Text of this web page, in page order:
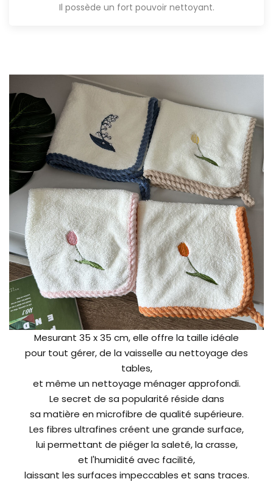
Il possède un fort pouvoir nettoyant.
Mesurant 35 x 35 cm, elle offre la taille idéale
pour tout gérer, de la vaisselle au nettoyage des
tables,
et même un nettoyage ménager approfondi.
Le secret de sa popularité réside dans
sa matière en microfibre de qualité supérieure.
Les fibres ultrafines créent une grande surface,
lui permettant de piéger la saleté, la crasse,
et l'humidité avec facilité,
laissant les surfaces impeccables et sans traces.